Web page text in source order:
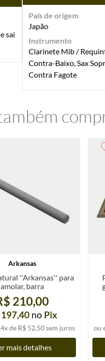
sai
País de origem
Japão
Instrumento
Clarinete Mib /
Contra-Baixo, Sax
Contra Fagote
Arkansas
''Arkansas'' para
amolar, barra
210,00
197,40 no Pix
4x de R$ 52,50sem juros
mais detalhes
ou